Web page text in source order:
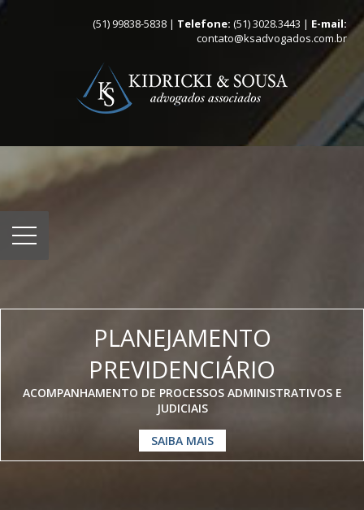
(51) 99838-5838 | Telefone: (51) 3028.3443 | E-mail:
contato@ksadvogados.com.br
PLANEJAMENTO
PREVIDENCIÁRIO
ACOMPANHAMENTO DE PROCESSOS ADMINISTRATIVOS E
JUDICIAIS
SAIBA MAIS